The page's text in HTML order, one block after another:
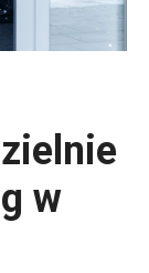
w